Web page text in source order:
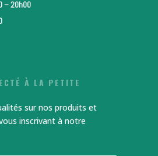
– 20h00
À LA PETITE
sur nos produits et
inscrivant à notre